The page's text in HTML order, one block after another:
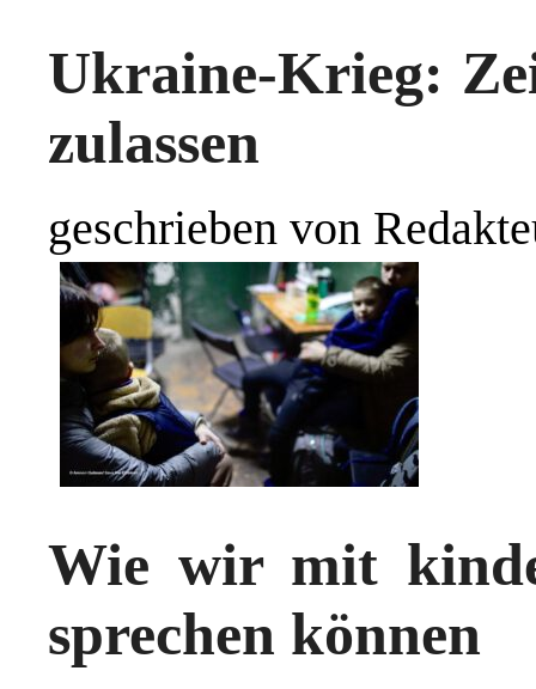
Ukraine-Krieg:
zulassen
geschrieben von
Wie wir mit
sprechen können